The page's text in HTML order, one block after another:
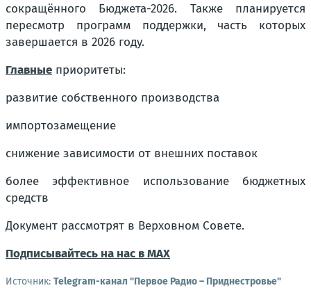
сокращённого Бюджета-2026. Также планируется
пересмотр программ поддержки, часть которых
завершается в 2026 году.
Главные приоритеты:
развитие собственного производства
импортозамещение
снижение зависимости от внешних поставок
более эффективное использование бюджетных
средств
Документ рассмотрят в Верховном Совете.
Подписывайтесь на нас в MAX
Источник: Telegram-канал "Первое Радио – Приднестровье"